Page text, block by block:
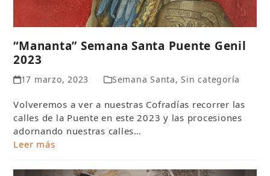
“Mananta” Semana Santa Puente Genil
2023
17 marzo, 2023 Semana Santa,Sin categoría
Volveremos a ver a nuestras Cofradías recorrer las
calles de la Puente en este 2023 y las procesiones
adornando nuestras calles…
Leer más